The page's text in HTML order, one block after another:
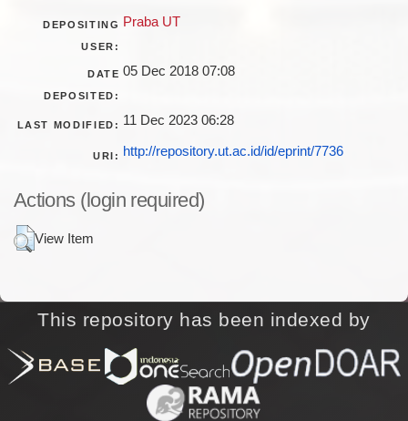
DEPOSITING
USER:
Praba UT
DATE
DEPOSITED:
05 Dec 2018 07:08
LAST MODIFIED: 11 Dec 2023 06:28
URI: http://repository.ut.ac.id/id/eprint/7736
Actions (login required)
View Item
This repository has been indexed by